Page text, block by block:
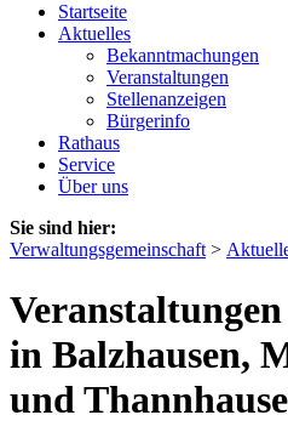
Startseite
Aktuelles
Bekanntmachungen
Veranstaltungen
Stellenanzeigen
Bürgerinfo
Rathaus
Service
Über uns
Sie sind hier:
Verwaltungsgemeinschaft >
in Balzhausen,
und